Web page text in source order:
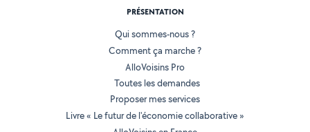
PRÉSENTATION
Qui sommes-nous ?
Comment ça marche ?
AlloVoisins Pro
Toutes les demandes
Proposer mes services
Livre « Le futur de l'économie collaborative »